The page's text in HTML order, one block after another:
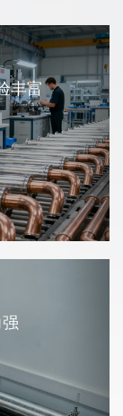
丰富